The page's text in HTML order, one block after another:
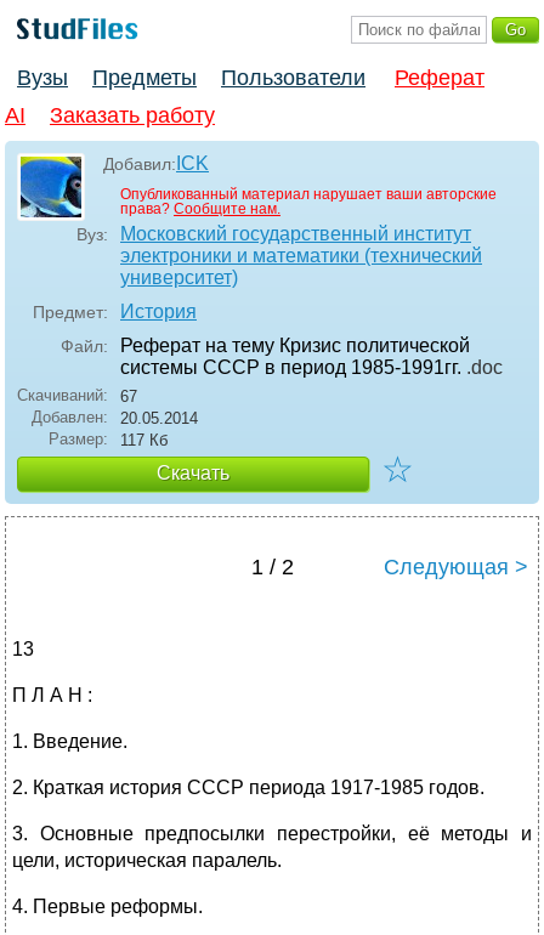
Вузы Предметы Пользователи
Реферат
AI
Заказать работу
Добавил: ICK
Опубликованный материал нарушает ваши авторские
права? Сообщите нам.
Вуз:
Московский государственный институт
электроники и математики (технический
университет)
Предмет: История
Файл:
Реферат на тему Кризис политической
системы СССР в период 1985-1991гг. .doc
Скачиваний:
67
Добавлен:
20.05.2014
Размер:
117 Кб
Скачать ☆
1 / 2 Следующая >
13
П Л А Н :
1. Введение.
2. Краткая история СССР периода 1917-1985 годов.
3. Основные предпосылки перестройки, её методы и
цели, историческая паралель.
4. Первые реформы.